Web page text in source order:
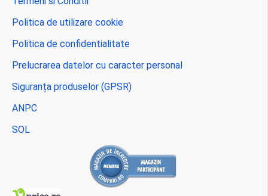
Politica de utilizare cookie
Politica de confidentialitate
Prelucrarea datelor cu caracter personal
Siguranța produselor (GPSR)
ANPC
SOL